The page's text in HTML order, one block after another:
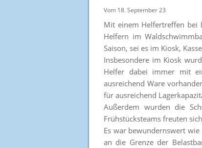
Vom 18. September 23
Mit einem Helfertreffen bei
Helfern im
Saison, sei es im Kiosk,
Insbesondere im Kiosk
Helfer dabei immer mit
ausreichend Ware
für ausreichend
Außerdem wurden die
Frühstücksteams freuten
Es war bewundernswert
an die Grenze der